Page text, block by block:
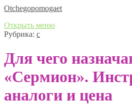
Оtchegopomogaet
Открыть меню
Рубрика: с
Для чего
«Сермион».
аналоги и цена